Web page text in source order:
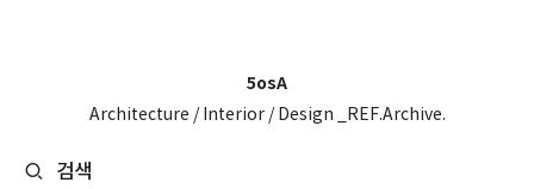
5osA
Architecture / Interior / Design _REF.Archive.
검색